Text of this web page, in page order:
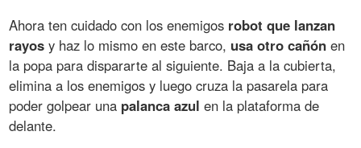
Ahora ten cuidado con los enemigos robot que lanzan
rayos y haz lo mismo en este barco, usa otro cañón en
la popa para dispararte al siguiente. Baja a la cubierta,
elimina a los enemigos y luego cruza la pasarela para
poder golpear una palanca azul en la plataforma de
delante.